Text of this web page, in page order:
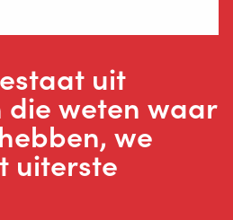
uit
die weten waar
we
uiterste